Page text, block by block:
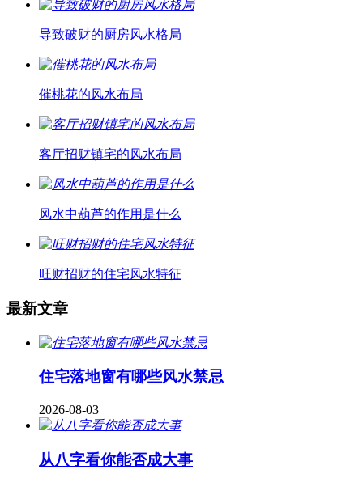
导致破财的厨房风水格局
催桃花的风水布局
客厅招财镇宅的风水布局
风水中葫芦的作用是什么
旺财招财的住宅风水特征
最新文章
住宅落地窗有哪些风水禁忌
2026-08-03
从八字看你能否成大事